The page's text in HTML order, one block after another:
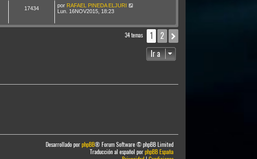
17434 por RAFAEL PINEDA ELJURI
Lun. 16NOV2015, 18:23
34 temas 1 2
Ir a
Desarrollado porphpBB® Forum Software © phpBB Limited
Traducción al español porphpBB España